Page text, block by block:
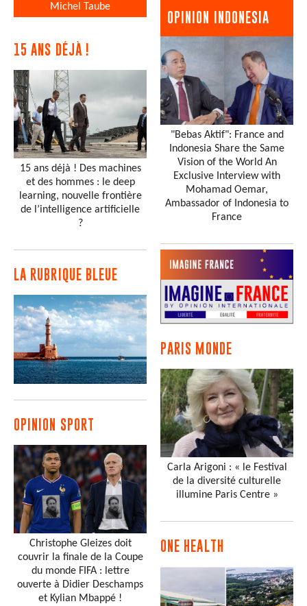
Michel Taube
15 ANS DÉJÀ !
15 ans déjà ! Des machines
et des hommes : le deep
learning, nouvelle frontière
de l’intelligence artificielle
?
LA RUBRIQUE BLEUE
OPINION SPORT
Christophe Gleizes doit
couvrir la finale de la Coupe
du monde FIFA : lettre
ouverte à Didier Deschamps
et Kylian Mbappé !
OPINION INDONESIA
"Bebas Aktif": France and
Indonesia Share the Same
Vision of the World An
Exclusive Interview with
Mohamad Oemar,
Ambassador of Indonesia to
France
PARIS MONDE
Carla Arigoni : « le Festival
de la diversité culturelle
illumine Paris Centre »
ONE HEALTH